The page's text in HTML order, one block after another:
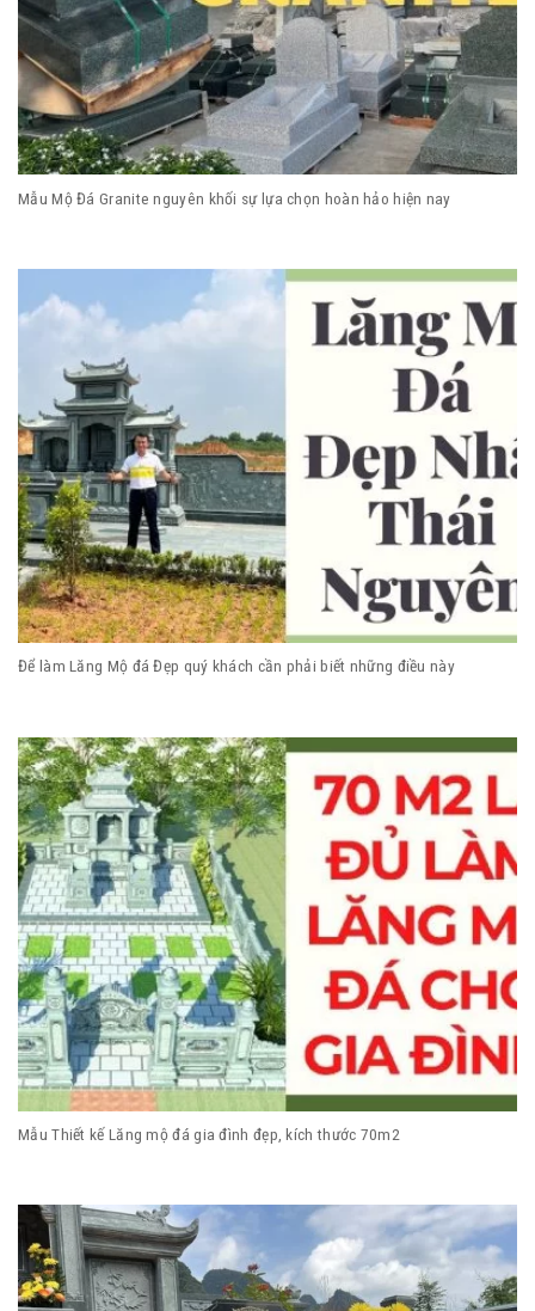
Mẫu Mộ Đá Granite nguyên khối sự lựa chọn hoàn hảo hiện nay
Để làm Lăng Mộ đá Đẹp quý khách cần phải biết những điều này
Mẫu Thiết kế Lăng mộ đá gia đình đẹp, kích thước 70m2